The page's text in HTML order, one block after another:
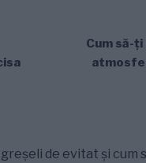
Cum să-
de evitat și